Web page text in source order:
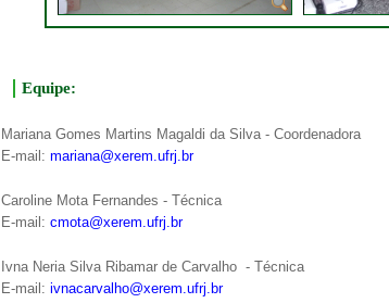
Equipe:
Mariana Gomes Martins Magaldi da Silva - Coordenadora
E-mail: mariana@xerem.ufrj.br
Caroline Mota Fernandes - Técnica
E-mail: cmota@xerem.ufrj.br
Ivna Neria Silva Ribamar de Carvalho - Técnica
E-mail: ivnacarvalho@xerem.ufrj.br